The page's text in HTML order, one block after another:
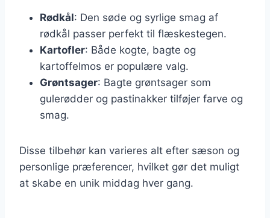
Rødkål: Den søde og syrlige smag af
rødkål passer perfekt til flæskestegen.
Kartofler: Både kogte, bagte og
kartoffelmos er populære valg.
Grøntsager: Bagte grøntsager som
gulerødder og pastinakker tilføjer farve og
smag.
Disse tilbehør kan varieres alt efter sæson og
personlige præferencer, hvilket gør det muligt
at skabe en unik middag hver gang.